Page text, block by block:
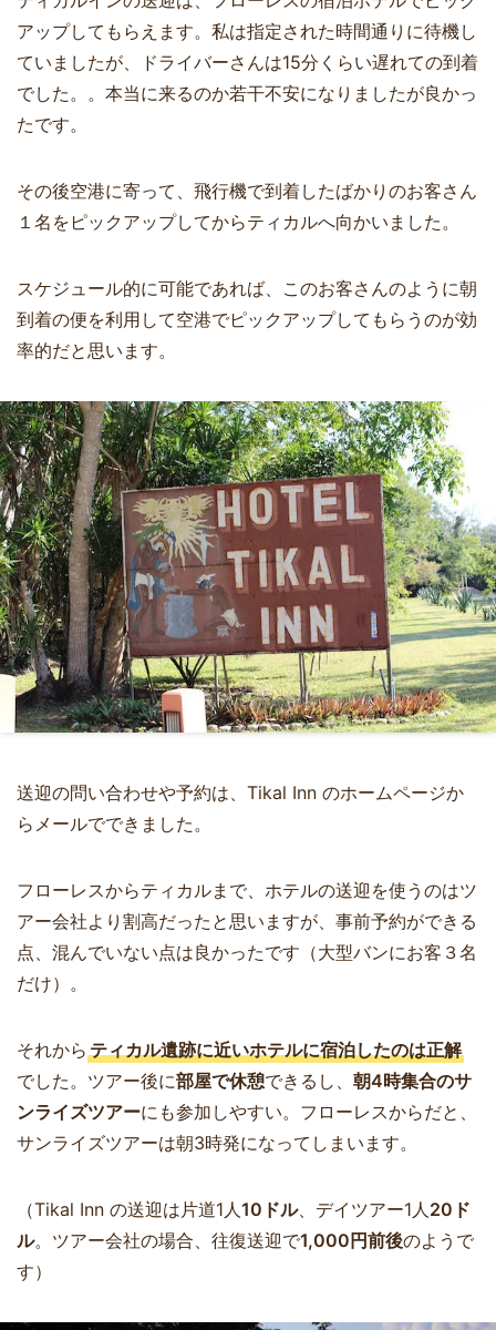
アップしてもらえます。私は指定された時間通りに待機し
ていましたが、ドライバーさんは15分くらい遅れての到着
でした。。本当に来るのか若干不安になりましたが良かっ
たです。
その後空港に寄って、飛行機で到着したばかりのお客さん
１名をピックアップしてからティカルへ向かいました。
スケジュール的に可能であれば、このお客さんのように朝
到着の便を利用して空港でピックアップしてもらうのが効
率的だと思います。
送迎の問い合わせや予約は、Tikal Inn のホームページか
らメールでできました。
フローレスからティカルまで、ホテルの送迎を使うのはツ
アー会社より割高だったと思いますが、事前予約ができる
点、混んでいない点は良かったです（大型バンにお客３名
だけ）。
それから ティカル遺跡に近いホテルに宿泊したのは正解
でした。ツアー後に部屋で休憩できるし、 朝4時集合のサ
ンライズツアーにも参加しやすい。フローレスからだと、
サンライズツアーは朝3時発になってしまいます。
（Tikal Inn の送迎は片道1人 10ドル、デイツアー1人 20ド
ル。ツアー会社の場合、往復送迎で1,000円前後のようで
す）